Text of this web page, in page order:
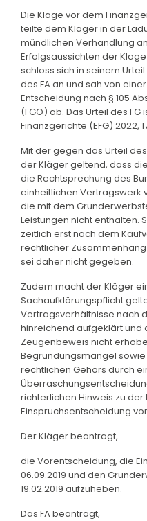
Die Klage vor dem
teilte dem Kläger in der
mündlichen Verhandlung
Erfolgsaussichten der
schloss sich in seinem
des FA an und sah von
Entscheidung nach § 105
(FGO) ab. Das Urteil des
Finanzgerichte (EFG) 2022,
Mit der gegen das Urteil
der Kläger geltend, dass
die Rechtsprechung des
einheitlichen Vertragswerk
die mit dem
Leistungen nicht enthalten.
zeitlich erst nach dem
rechtlicher
sei daher nicht gegeben.
Zudem macht der Kläger
Sachaufklärungspflicht
Vertragsverhältnisse nach
hinreichend aufgeklärt und
Zeugenbeweis nicht
Begründungsmangel
rechtlichen Gehörs durch
richterlichen Hinweis zu
Einspruchsentscheidung
Der Kläger beantragt,
die Vorentscheidung, die
06.09.2019 und den
19.02.2019 aufzuheben.
Das FA beantragt,